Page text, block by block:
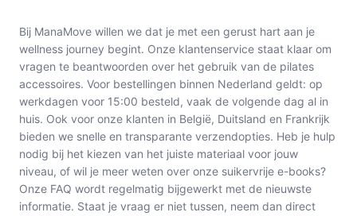
Bij ManaMove willen we dat je met een gerust hart aan je
wellness journey begint. Onze klantenservice staat klaar om
vragen te beantwoorden over het gebruik van de pilates
accessoires. Voor bestellingen binnen Nederland geldt: op
werkdagen voor 15:00 besteld, vaak de volgende dag al in
huis. Ook voor onze klanten in België, Duitsland en Frankrijk
bieden we snelle en transparante verzendopties. Heb je hulp
nodig bij het kiezen van het juiste materiaal voor jouw
niveau, of wil je meer weten over onze suikervrije e-books?
Onze FAQ wordt regelmatig bijgewerkt met de nieuwste
informatie. Staat je vraag er niet tussen, neem dan direct